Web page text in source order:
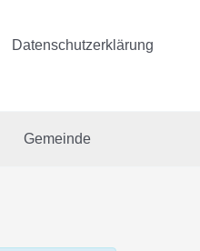
Datenschutzerklärung
Gemeinde